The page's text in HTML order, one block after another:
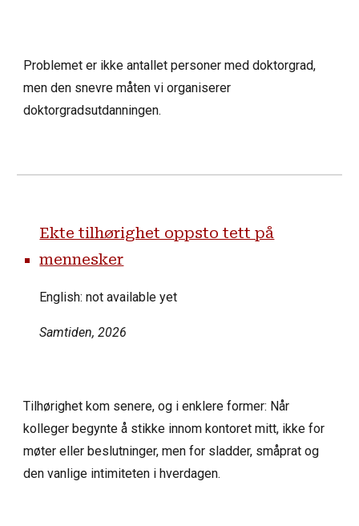
Problemet er ikke antallet personer med doktorgrad,
men den snevre måten vi organiserer
doktorgradsutdanningen.
Ekte tilhørighet oppsto tett på
mennesker
English: not available yet
Samtiden, 2026
Tilhørighet kom senere, og i enklere former: Når
kolleger begynte å stikke innom kontoret mitt, ikke for
møter eller beslutninger, men for sladder, småprat og
den vanlige intimiteten i hverdagen.